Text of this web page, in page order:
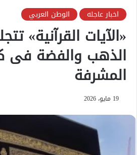
اخبار عاجله الوطن العربي
«الآيات القرآنية»
الذهب والفضة فى
المشرفة
19 مايو، 2026